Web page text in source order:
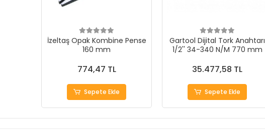
İzeltaş Opak Kombine Pense
160 mm
774,47 TL
Sepete Ekle
Gartool Dijital Tork Anahtarı
1/2'' 34-340 N/M 770 mm
35.477,58 TL
Sepete Ekle